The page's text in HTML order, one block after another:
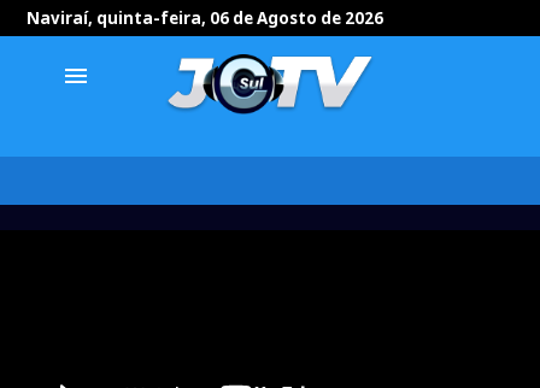
Naviraí, quinta-feira, 06 de Agosto de 2026
menu